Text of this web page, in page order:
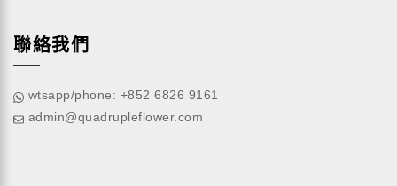
聯絡我們
wtsapp/phone: +852 6826 9161
admin@quadrupleflower.com